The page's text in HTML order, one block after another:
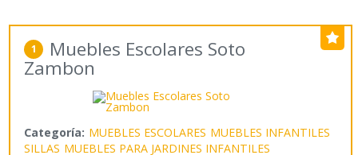
1 Muebles Escolares Soto
Zambon
Categoría: MUEBLES ESCOLARES MUEBLES INFANTILES
SILLAS MUEBLES PARA JARDINES INFANTILES